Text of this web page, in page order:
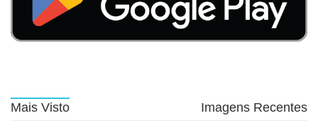
Mais Visto Imagens Recentes